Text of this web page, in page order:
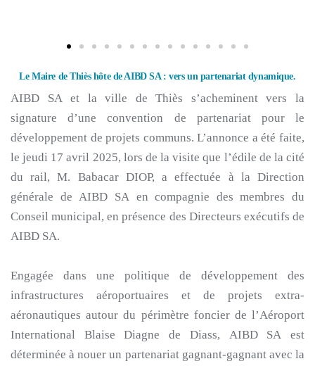
Le Maire de Thiès hôte de AIBD SA : vers un partenariat dynamique.
AIBD SA et la ville de Thiès s’acheminent vers la
signature d’une convention de partenariat pour le
développement de projets communs. L’annonce a été faite,
le jeudi 17 avril 2025, lors de la visite que l’édile de la cité
du rail, M. Babacar DIOP, a effectuée à la Direction
générale de AIBD SA en compagnie des membres du
Conseil municipal, en présence des Directeurs exécutifs de
AIBD SA.
Engagée dans une politique de développement des
infrastructures aéroportuaires et de projets extra-
aéronautiques autour du périmètre foncier de l’Aéroport
International Blaise Diagne de Diass, AIBD SA est
déterminée à nouer un partenariat gagnant-gagnant avec la